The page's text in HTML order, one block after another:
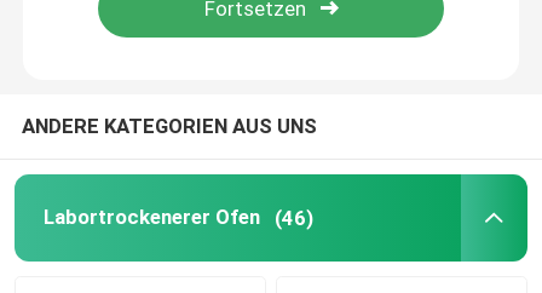
Kontakt
ANDERE KATEGORIEN AUS UNS
Labortrockenerer Ofen (46)